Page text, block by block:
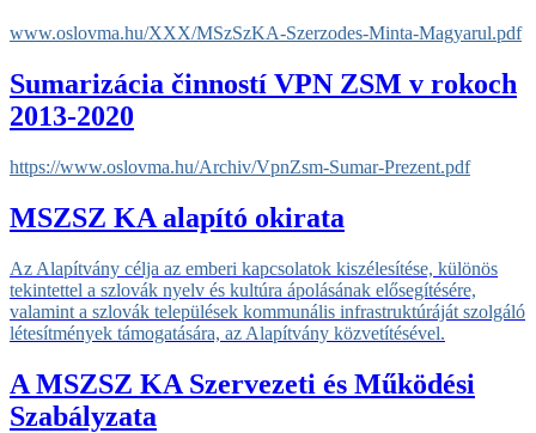
www.oslovma.hu/XXX/MSzSzKA-Szerzodes-Minta-Magyarul.pdf
Sumarizácia činností VPN ZSM v rokoch
2013-2020
https://www.oslovma.hu/Archiv/VpnZsm-Sumar-Prezent.pdf
MSZSZ KA alapító okirata
Az Alapítvány célja az emberi kapcsolatok kiszélesítése, különös
tekintettel a szlovák nyelv és kultúra ápolásának elősegítésére,
valamint a szlovák települések kommunális infrastruktúráját szolgáló
létesítmények támogatására, az Alapítvány közvetítésével.
A MSZSZ KA Szervezeti és Működési
Szabályzata